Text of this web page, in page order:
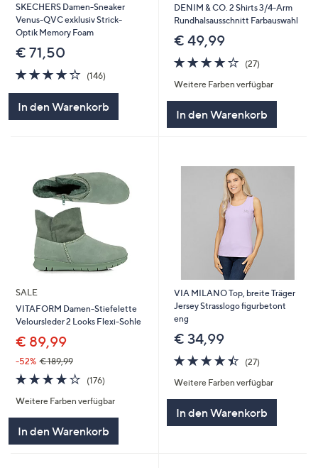
SKECHERS Damen-Sneaker
Venus-QVC exklusiv Strick-
Optik Memory Foam
€ 71,50
4.2
von
(146)
In den Warenkorb
DENIM & CO. 2 Shirts 3/4-Arm
Rundhalsausschnitt Farbauswahl
€ 49,99
4.1
von
5
(27)
Weitere Farben verfügbar
In den Warenkorb
SALE
VITAFORM Damen-Stiefelette
Veloursleder 2 Looks Flexi-Sohle
€ 89,99
-52% € 189,99
4.0
von
5
(176)
Weitere Farben verfügbar
In den Warenkorb
VIA MILANO Top, breite Träger
Jersey Strasslogo figurbetont
eng
€ 34,99
4.4
von
5
(27)
Weitere Farben verfügbar
In den Warenkorb